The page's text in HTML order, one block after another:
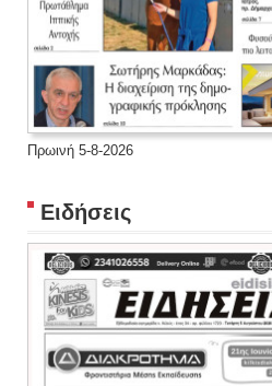
Πρωινή 5-8-2026
Ειδήσεις